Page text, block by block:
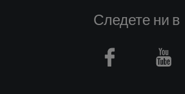
Следете ни в
Facebook